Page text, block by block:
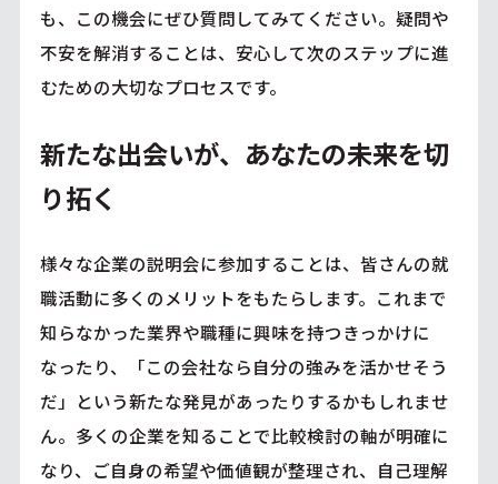
も、この機会にぜひ質問してみてください。疑問や
不安を解消することは、安心して次のステップに進
むための大切なプロセスです。
新たな出会いが、あなたの未来を切
り拓く
様々な企業の説明会に参加することは、皆さんの就
職活動に多くのメリットをもたらします。これまで
知らなかった業界や職種に興味を持つきっかけに
なったり、「この会社なら自分の強みを活かせそう
だ」という新たな発見があったりするかもしれませ
ん。多くの企業を知ることで比較検討の軸が明確に
なり、ご自身の希望や価値観が整理され、自己理解